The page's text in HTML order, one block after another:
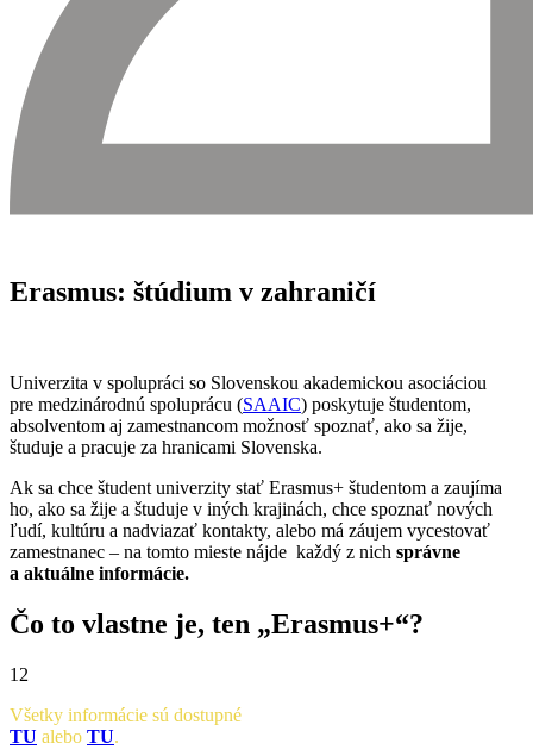
Erasmus: štúdium v zahraničí
Univerzita v spolupráci so Slovenskou akademickou asociáciou
pre medzinárodnú spoluprácu (SAAIC) poskytuje študentom,
absolventom aj zamestnancom možnosť spoznať, ako sa žije,
študuje a pracuje za hranicami Slovenska.
Ak sa chce študent univerzity stať Erasmus+ študentom a zaujíma
ho, ako sa žije a študuje v iných krajinách, chce spoznať nových
ľudí, kultúru a nadviazať kontakty, alebo má záujem vycestovať
zamestnanec – na tomto mieste nájde každý z nich správne
a aktuálne informácie.
Čo to vlastne je, ten „Erasmus+“?
12
Všetky informácie sú dostupné
TU alebo TU.